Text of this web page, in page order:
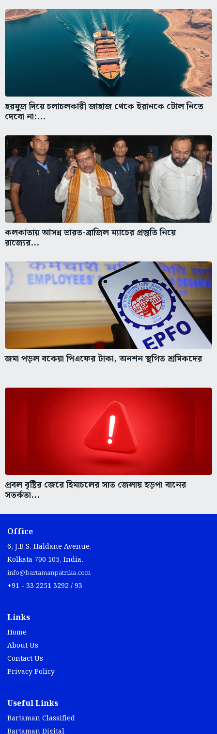
হরমুজ দিয়ে চলাচলকারী জাহাজ থেকে ইরানকে টোল নিতে
দেবো না:...
কলকাতায় আসন্ন ভারত-ব্রাজিল ম্যাচের প্রস্তুতি নিয়ে
রাজ্যের...
জমা পড়ল বকেয়া পিএফের টাকা, অনশন স্থগিত শ্রমিকদের
প্রবল বৃষ্টির জেরে হিমাচলের সাত জেলায় হড়পা বানের
সতর্কতা...
Office
6, J.B.S. Haldane Avenue,
Kolkata 700 105, India.
info@bartamanpatrika.com
+91 - 33 2251 3292 / 93
Links
Home
About Us
Contact Us
Privacy Policy
Useful Links
Bartaman Classified
Bartaman Digital